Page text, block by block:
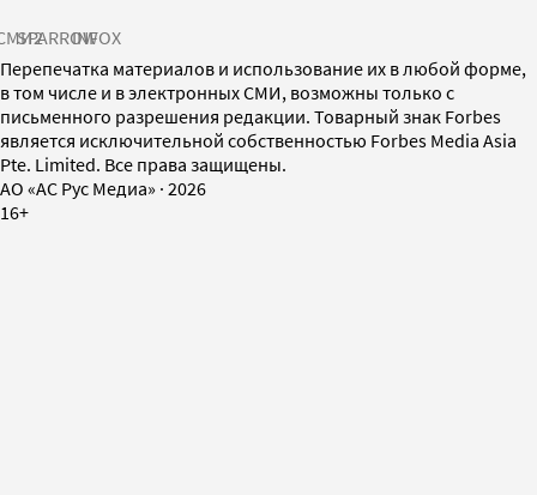
SPARROWINFOX
Перепечатка материалов и использование их в любой форме,
в том числе и в электронных СМИ, возможны только с
письменного разрешения редакции. Товарный знак Forbes
является исключительной собственностью Forbes Media Asia
Pte. Limited. Все права защищены.
AO «АС Рус Медиа» · 2026
16+